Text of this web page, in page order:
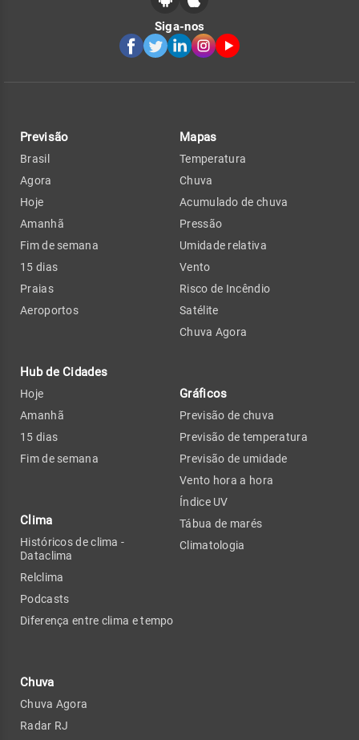
Siga-nos
Previsão
Brasil
Agora
Hoje
Amanhã
Fim de semana
15 dias
Praias
Aeroportos
Hub de Cidades
Hoje
Amanhã
15 dias
Fim de semana
Clima
Históricos de clima -
Dataclima
Relclima
Podcasts
Diferença entre clima e tempo
Chuva
Chuva Agora
Radar RJ
Mapas
Temperatura
Chuva
Acumulado de chuva
Pressão
Umidade relativa
Vento
Risco de Incêndio
Satélite
Chuva Agora
Gráficos
Previsão de chuva
Previsão de temperatura
Previsão de umidade
Vento hora a hora
Índice UV
Tábua de marés
Climatologia